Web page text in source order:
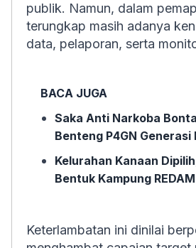
publik. Namun, dalam
terungkap masih adanya
data, pelaporan, serta
BACA JUGA
Saka Anti Narkoba
Benteng P4GN Generasi
Kelurahan Kanaan
Bentuk Kampung REDAM
Keterlambatan ini dinilai